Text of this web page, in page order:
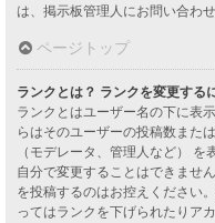
は、掲示板管理人にお問い合わせ
ページトップ
ランクとは？ ランクを変更する
ランクとはユーザー名の下に表
らはそのユーザーの投稿数また
（モデレータ、管理人など）
自分で変更することはできませ
を投稿するのはお控えください
ってはランクを下げられたりア